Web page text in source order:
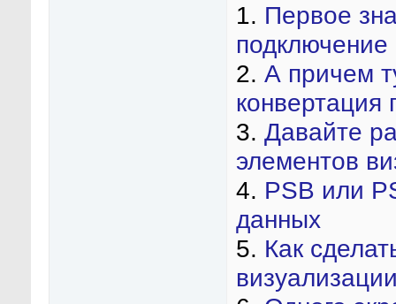
1. Первое
подключение
2. А причем
конвертация
3. Давайте
элементов
4. PSB или
данных
5. Как